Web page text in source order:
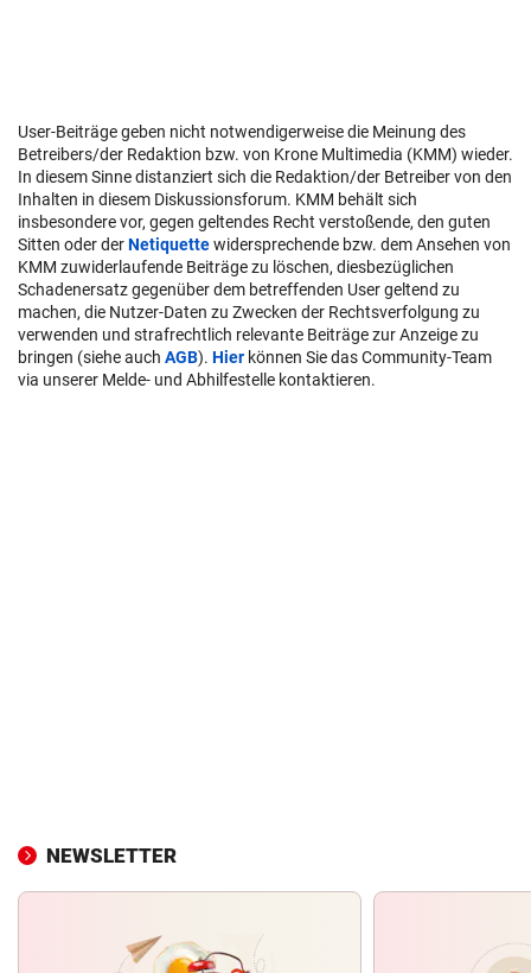
User-Beiträge geben nicht notwendigerweise die Meinung des
Betreibers/der Redaktion bzw. von Krone Multimedia (KMM) wieder.
In diesem Sinne distanziert sich die Redaktion/der Betreiber von den
Inhalten in diesem Diskussionsforum. KMM behält sich
insbesondere vor, gegen geltendes Recht verstoßende, den guten
Sitten oder derNetiquettewidersprechende bzw. dem Ansehen von
KMM zuwiderlaufende Beiträge zu löschen, diesbezüglichen
Schadenersatz gegenüber dem betreffenden User geltend zu
machen, die Nutzer-Daten zu Zwecken der Rechtsverfolgung zu
verwenden und strafrechtlich relevante Beiträge zur Anzeige zu
bringen (siehe auch AGB). Hier können Sie das Community-Team
via unserer Melde- und Abhilfestelle kontaktieren.
NEWSLETTER